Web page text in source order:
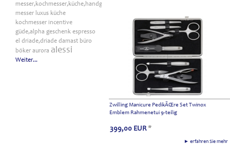
messer,kochmesser,küche,handgefertigt
messer luxus küche
kochmesser incentive
güde,alpha geschenk espresso
el driade,driade damast büro
böker aurora alessi
Weiter...
Zwilling Manicure PedikÃŒre Set Twinox
Emblem Rahmenetui 9-teilig
► erfahren Sie
399,00 EUR *